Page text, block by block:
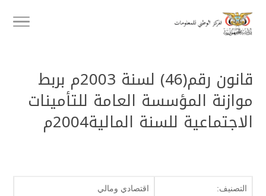
قانون رقم(46) لسنة 2003م بربط
موازنة المؤسسة العامة للتأمينات
الاجتماعية للسنة المالية2004م
التصنيف: اقتصادي ومالي